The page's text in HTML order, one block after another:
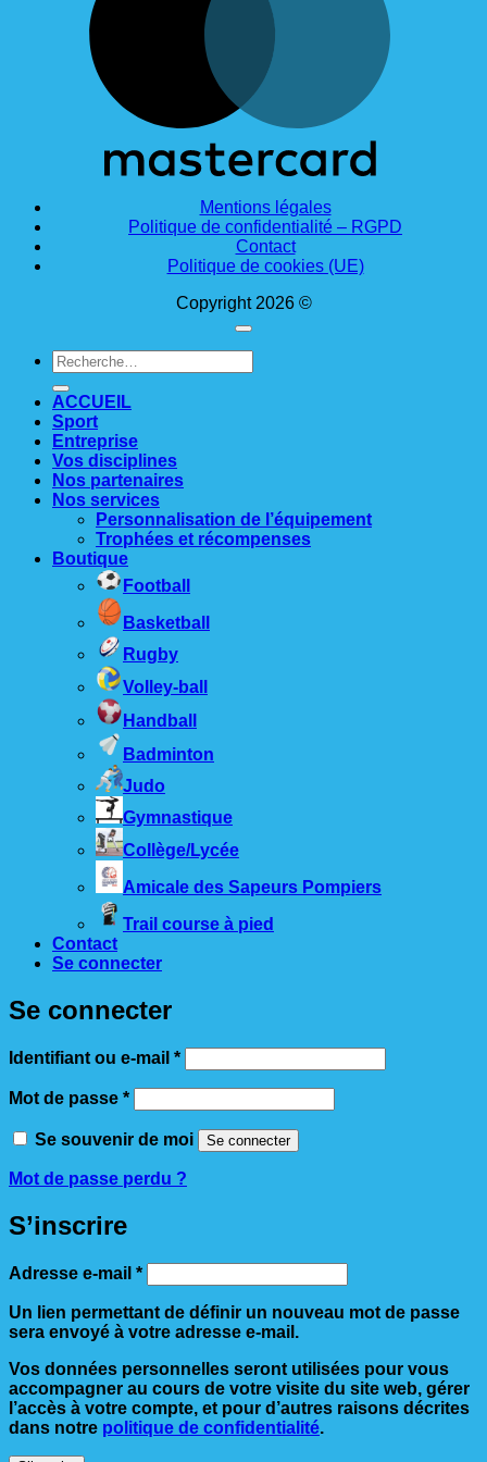
Mentions légales
Politique de confidentialité – RGPD
Contact
Politique de cookies (UE)
Copyright 2026 ©
Recherche
pour :
ACCUEIL
Sport
Entreprise
Vos disciplines
Nos partenaires
Nos services
Personnalisation de l’équipement
Trophées et récompenses
Boutique
Football
Basketball
Rugby
Volley-ball
Handball
Badminton
Judo
Gymnastique
Collège/Lycée
Amicale des Sapeurs Pompiers
Trail course à pied
Contact
Se connecter
Se connecter
Identifiant ou e-mail *Obligatoire
Mot de passe *Obligatoire
Se souvenir de moi Se connecter
Mot de passe perdu ?
S’inscrire
Adresse e-mail *Obligatoire
Un lien permettant de définir un nouveau mot de passe
sera envoyé à votre adresse e-mail.
Vos données personnelles seront utilisées pour vous
accompagner au cours de votre visite du site web, gérer
l’accès à votre compte, et pour d’autres raisons décrites
dans notre politique de confidentialité.